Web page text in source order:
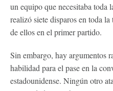
un equipo que necesitaba toda
realizó siete disparos en toda
de ellos en el primer partido.
Sin embargo, hay argumentos
habilidad para el pase en la
estadounidense. Ningún otro